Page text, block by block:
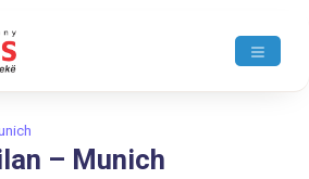
– Munich